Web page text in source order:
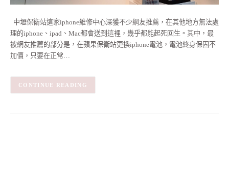
中壢保衛站這家iphone維修中心深獲不少網友推薦，在其他地方無法處
理的iphone、ipad、Mac都會送到這裡，幾乎都能起死回生。其中，最
被網友推薦的部分是，在蘋果保衛站更換iphone電池，電池終身保固不
加價，只要在正常…
CONTINUE READING